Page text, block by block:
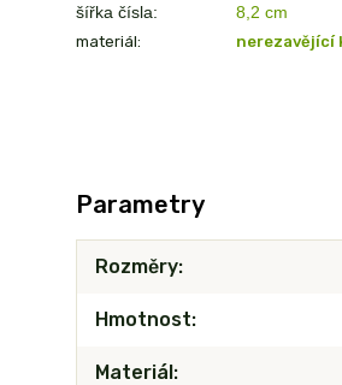
šířka čísla:
8,2 cm
materiál: nerezavějící
Parametry
Rozměry
Hmotnost
Materiál